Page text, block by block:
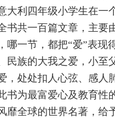
大利四年级小学生在一
书共一百篇文章，主要
哪一节，都把“爱”表现
民族的大我之爱，小至
，处处扣人心弦、感人
书为最富爱心及教育性
靡全球的世界名著，给